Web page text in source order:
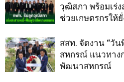
วุฒิสภา พร้อมเร่ง
ช่วยเกษตรกรให้
สสท. จัดงาน “วั
สหกรณ์ แนวทาง
พัฒนาสหกรณ์